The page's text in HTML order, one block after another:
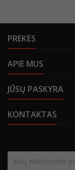
PREKĖS
APIE MUS
JŪSŲ PASKYRA
KONTAKTAS